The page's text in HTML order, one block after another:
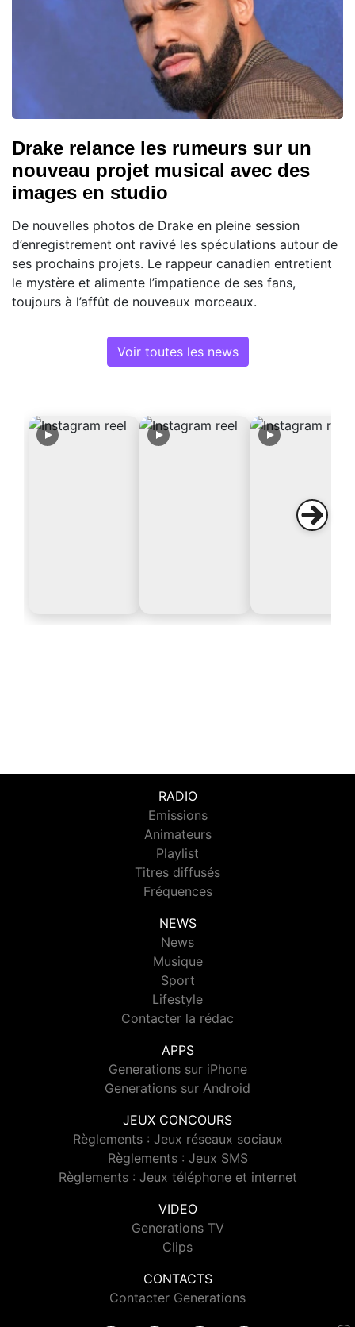
Drake relance les rumeurs sur un
nouveau projet musical avec des
images en studio
De nouvelles photos de Drake en pleine session
d’enregistrement ont ravivé les spéculations autour de
ses prochains projets. Le rappeur canadien entretient
le mystère et alimente l’impatience de ses fans,
toujours à l’affût de nouveaux morceaux.
Voir toutes les news
RADIO
Emissions
Animateurs
Playlist
Titres diffusés
Fréquences
NEWS
News
Musique
Sport
Lifestyle
Contacter la rédac
APPS
Generations sur iPhone
Generations sur Android
JEUX CONCOURS
Règlements : Jeux réseaux sociaux
Règlements : Jeux SMS
Règlements : Jeux téléphone et internet
VIDEO
Generations TV
Clips
CONTACTS
Contacter Generations